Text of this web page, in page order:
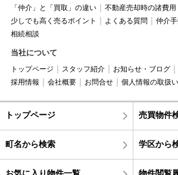
「仲介」と「買取」の違い
不動産売却時の諸費用
少しでも高く売るポイント
よくある質問
仲介
相続相談
当社について
トップページ スタッフ紹介 お知らせ・ブログ
採用情報
会社概要 お問合せ 個人情報の取扱
トップページ 売買物件
町名から検索 学区から